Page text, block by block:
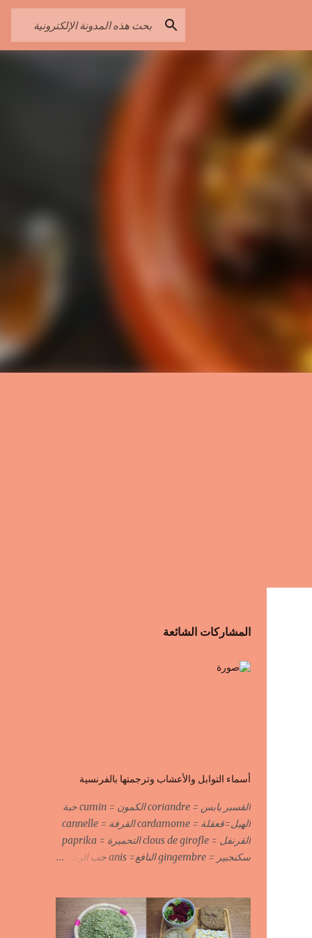
المشاركات الشائعة
أسماء التوابل والأعشاب وترجمتها بالفرنسية
القسبر يابس = coriandre الكمون = cumin حبة
الهيل=قعقلة = cardamome القرفة = cannelle
القرنفل = clous de girofle التحميرة = paprika
سكنجبير = gingembre النافع= anis حب الرشاد
de muscade الكروية البيضاء=carvi blond
الكروية السوداء=carvi noir الحلبة=fenugrec